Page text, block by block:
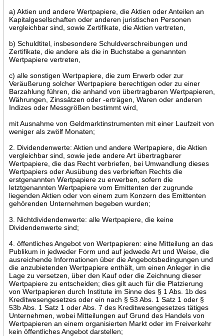
a) Aktien und andere Wertpapiere, die Aktien oder Anteilen an
Kapitalgesellschaften oder anderen juristischen Personen
vergleichbar sind, sowie Zertifikate, die Aktien vertreten,
b) Schuldtitel, insbesondere Schuldverschreibungen und
Zertifikate, die andere als die in Buchstabe a genannten
Wertpapiere vertreten,
c) alle sonstigen Wertpapiere, die zum Erwerb oder zur
Veräußerung solcher Wertpapiere berechtigen oder zu einer
Barzahlung führen, die anhand von übertragbaren Wertpapieren,
Währungen, Zinssätzen oder -erträgen, Waren oder anderen
Indizes oder Messgrößen bestimmt wird,
mit Ausnahme von Geldmarktinstrumenten mit einer Laufzeit von
weniger als zwölf Monaten;
2. Dividendenwerte: Aktien und andere Wertpapiere, die Aktien
vergleichbar sind, sowie jede andere Art übertragbarer
Wertpapiere, die das Recht verbriefen, bei Umwandlung dieses
Wertpapiers oder Ausübung des verbrieften Rechts die
erstgenannten Wertpapiere zu erwerben, sofern die
letztgenannten Wertpapiere vom Emittenten der zugrunde
liegenden Aktien oder von einem zum Konzern des Emittenten
gehörenden Unternehmen begeben wurden;
3. Nichtdividendenwerte: alle Wertpapiere, die keine
Dividendenwerte sind;
4. öffentliches Angebot von Wertpapieren: eine Mitteilung an das
Publikum in jedweder Form und auf jedwede Art und Weise, die
ausreichende Informationen über die Angebotsbedingungen und
die anzubietenden Wertpapiere enthält, um einen Anleger in die
Lage zu versetzen, über den Kauf oder die Zeichnung dieser
Wertpapiere zu entscheiden; dies gilt auch für die Platzierung
von Wertpapieren durch Institute im Sinne des § 1 Abs. 1b des
Kreditwesengesetzes oder ein nach § 53 Abs. 1 Satz 1 oder §
53b Abs. 1 Satz 1 oder Abs. 7 des Kreditwesengesetzes tätiges
Unternehmen, wobei Mitteilungen auf Grund des Handels von
Wertpapieren an einem organisierten Markt oder im Freiverkehr
kein öffentliches Angebot darstellen;